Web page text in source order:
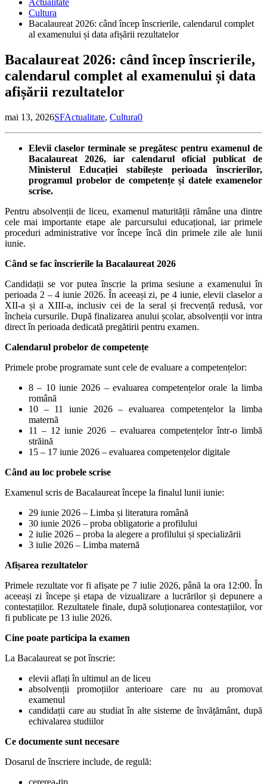
Actualitate
Cultura
Bacalaureat 2026: când încep înscrierile, calendarul complet
al examenului și data afișării rezultatelor
Bacalaureat 2026: când încep înscrierile,
calendarul complet al examenului și data
afișării rezultatelor
mai 13, 2026SFActualitate, Cultura0
Elevii claselor terminale se pregătesc pentru examenul de
Bacalaureat 2026, iar calendarul oficial publicat de
Ministerul Educației stabilește perioada înscrierilor,
programul probelor de competențe și datele examenelor
scrise.
Pentru absolvenții de liceu, examenul maturității rămâne una dintre
cele mai importante etape ale parcursului educațional, iar primele
proceduri administrative vor începe încă din primele zile ale lunii
iunie.
Când se fac înscrierile la Bacalaureat 2026
Candidații se vor putea înscrie la prima sesiune a examenului în
perioada 2 – 4 iunie 2026. În aceeași zi, pe 4 iunie, elevii claselor a
XII-a și a XIII-a, inclusiv cei de la seral și frecvență redusă, vor
încheia cursurile. După finalizarea anului școlar, absolvenții vor intra
direct în perioada dedicată pregătirii pentru examen.
Calendarul probelor de competențe
Primele probe programate sunt cele de evaluare a competențelor:
8 – 10 iunie 2026 – evaluarea competențelor orale la limba
română
10 – 11 iunie 2026 – evaluarea competențelor la limba
maternă
11 – 12 iunie 2026 – evaluarea competențelor într-o limbă
străină
15 – 17 iunie 2026 – evaluarea competențelor digitale
Când au loc probele scrise
Examenul scris de Bacalaureat începe la finalul lunii iunie:
29 iunie 2026 – Limba și literatura română
30 iunie 2026 – proba obligatorie a profilului
2 iulie 2026 – proba la alegere a profilului și specializării
3 iulie 2026 – Limba maternă
Afișarea rezultatelor
Primele rezultate vor fi afișate pe 7 iulie 2026, până la ora 12:00. În
aceeași zi începe și etapa de vizualizare a lucrărilor și depunere a
contestațiilor. Rezultatele finale, după soluționarea contestațiilor, vor
fi publicate pe 13 iulie 2026.
Cine poate participa la examen
La Bacalaureat se pot înscrie:
elevii aflați în ultimul an de liceu
absolvenții promoțiilor anterioare care nu au promovat
examenul
candidații care au studiat în alte sisteme de învățământ, după
echivalarea studiilor
Ce documente sunt necesare
Dosarul de înscriere include, de regulă:
cererea-tip